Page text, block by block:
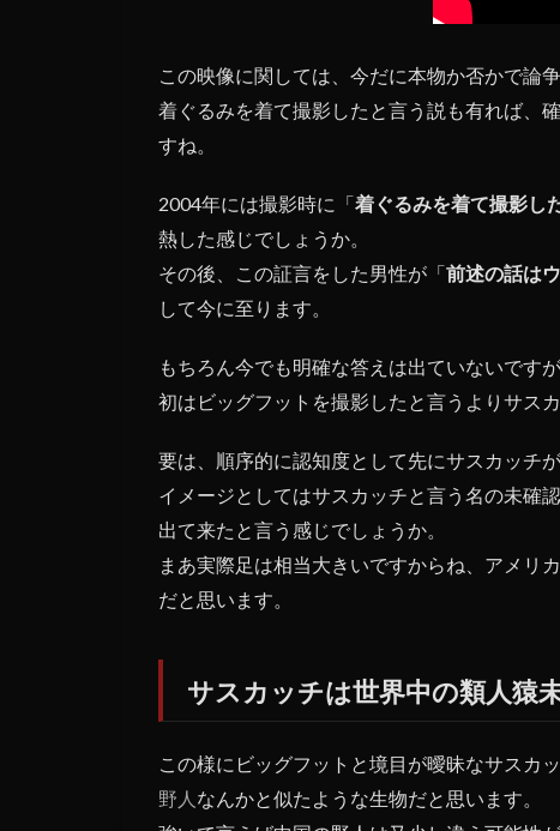
この映像に関しては、今だに本物か否かで論
着ぐるみを着て撮影したと言う説も有れば、
すね。
2004年には撮影時に「着ぐるみを着て撮影し
熱した感じでしょうか。
その後、この証言をした男性が「前述の話は
して今に至ります。
もちろん今でも明確な答えは出ていないです
初はビッグフットを撮影したと言うよりサス
要は、順序的に認知度として先にサスカッチ
イメージとしてはサスカッチと言う名の未確
出て来たと言う感じでしょうか。
まあ実際足は相当大きいですからね、アメリ
だと思います。
サスカッチは世界中の類人猿
この様にビッグフットと境目が曖昧なサスカ
野人 なんかと似たような生物だと思います。